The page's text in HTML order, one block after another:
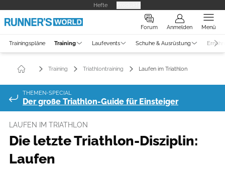
Hefte
Forum Anmelden Menü
Trainingspläne Training Laufevents Schuhe & Ausrüstung
Training Triathlontraining Laufen im Triathlon
THEMEN-SPECIAL
Der große Triathlon-Guide für Einsteiger
LAUFEN IM TRIATHLON
Die letzte Triathlon-Disziplin:
Laufen